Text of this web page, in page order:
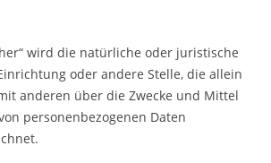
wird die natürliche oder juristische
oder andere Stelle, die allein
anderen über die Zwecke und Mittel
personenbezogenen Daten